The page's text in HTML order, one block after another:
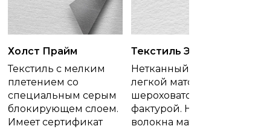
Холст Прайм
Текстиль с мелким
плетением со
специальным серым
блокирующем слоем.
Имеет сертификат
Текстиль Эко
Нетканный текстиль с
легкой матовой
шероховатой
фактурой. Нити и
волокна материала